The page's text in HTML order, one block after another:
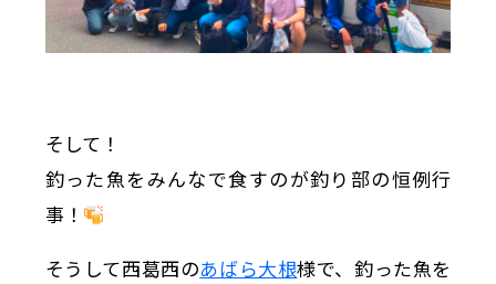
そして！
釣った魚をみんなで食すのが釣り部の恒例行
事！
そうして西葛西のあばら大根様で、釣った魚を